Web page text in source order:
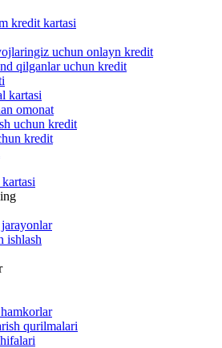
kredit kartasi
uchun onlayn kredit
qilganlar uchun kredit
kartasi
omonat
uchun kredit
kredit
ishlash
qurilmalari